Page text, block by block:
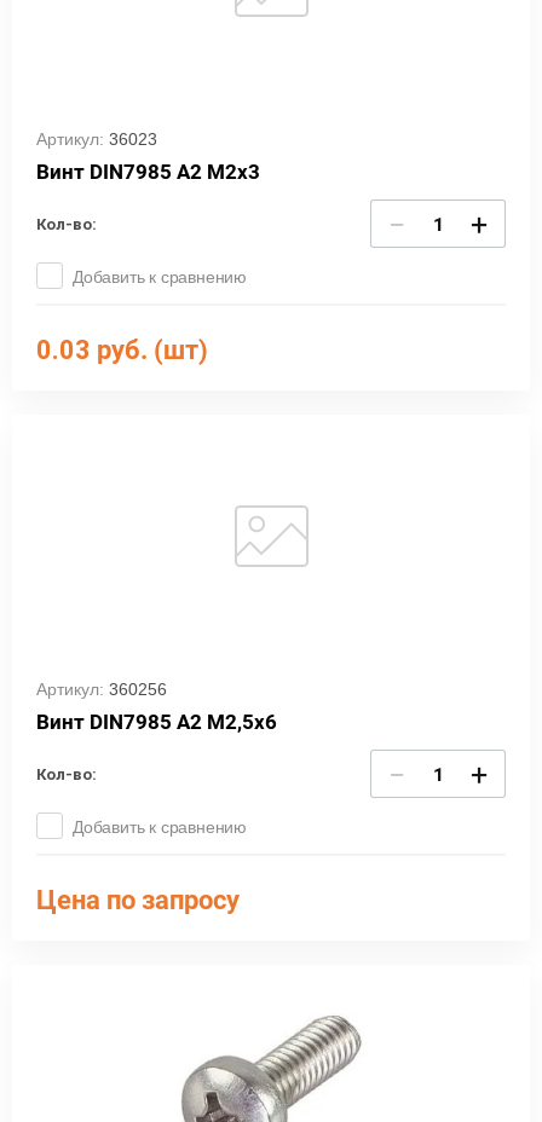
Артикул: 36023
Винт DIN7985 А2 М2х3
Кол-во: − +
Добавить к сравнению
0.03 руб. (шт)
Артикул: 360256
Винт DIN7985 A2 M2,5х6
Кол-во: − +
Добавить к сравнению
Цена по запросу